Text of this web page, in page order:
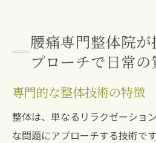
腰痛専門整体院
プローチで日常の
専門的な整体技術の特徴
整体は、単なるリラクゼーショ
な問題にアプローチする技術で